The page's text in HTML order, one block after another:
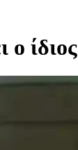
ίδιος